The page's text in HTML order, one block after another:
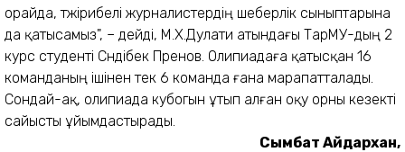
орайда, тәжірибелі журналистердің шеберлік сыныптарына
да қатысамыз", – дейді, М.Х.Дулати атындағы ТарМУ-дың 2
курс студенті Сәндібек Пренов. Олипиадаға қатысқан 16
команданың ішінен тек 6 команда ғана марапатталады.
Сондай-ақ, олипиада кубогын ұтып алған оқу орны кезекті
сайысты ұйымдастырады.
Сымбат Айдархан,